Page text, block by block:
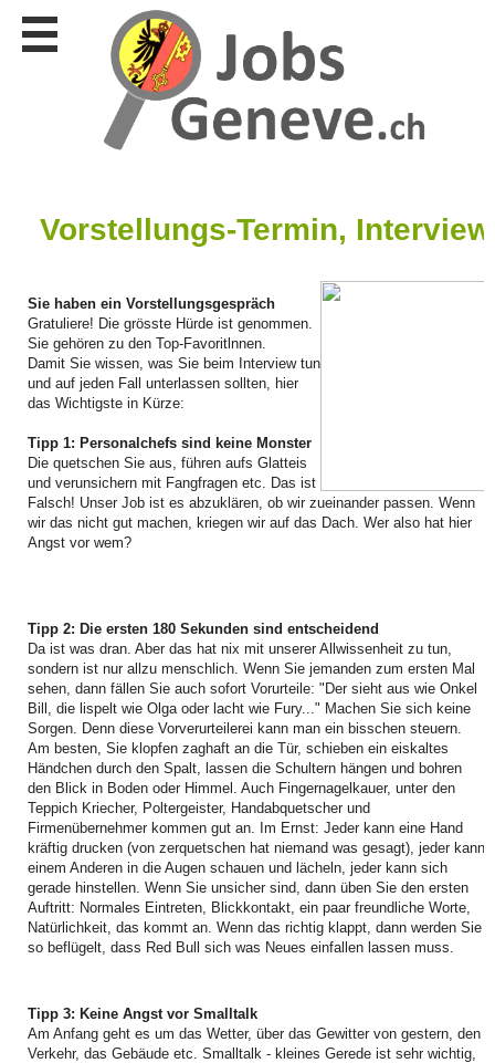
Stellen
Tipp's
JOB-
App's
Lehrstellen
finden
gratis
inserieren
Vorstellungs-Termin, Interview
Sie haben ein Vorstellungsgespräch
Gratuliere! Die grösste Hürde ist genommen.
Sie gehören zu den Top-Favoritlnnen.
Damit Sie wissen, was Sie beim Interview tun
und auf jeden Fall unterlassen sollten, hier
das Wichtigste in Kürze:
Tipp 1: Personalchefs sind keine Monster
Die quetschen Sie aus, führen aufs Glatteis
und verunsichern mit Fangfragen etc. Das ist
Falsch! Unser Job ist es abzuklären, ob wir zueinander passen. Wenn
wir das nicht gut machen, kriegen wir auf das Dach. Wer also hat hier
Angst vor wem?
Tipp 2: Die ersten 180 Sekunden sind entscheidend
Da ist was dran. Aber das hat nix mit unserer Allwissenheit zu tun,
sondern ist nur allzu menschlich. Wenn Sie jemanden zum ersten Mal
sehen, dann fällen Sie auch sofort Vorurteile: "Der sieht aus wie Onkel
Bill, die lispelt wie Olga oder lacht wie Fury..." Machen Sie sich keine
Sorgen. Denn diese Vorverurteilerei kann man ein bisschen steuern.
Am besten, Sie klopfen zaghaft an die Tür, schieben ein eiskaltes
Händchen durch den Spalt, lassen die Schultern hängen und bohren
den Blick in Boden oder Himmel. Auch Fingernagelkauer, unter den
Teppich Kriecher, Poltergeister, Handabquetscher und
Firmenübernehmer kommen gut an. Im Ernst: Jeder kann eine Hand
kräftig drucken (von zerquetschen hat niemand was gesagt), jeder kann
einem Anderen in die Augen schauen und lächeln, jeder kann sich
gerade hinstellen. Wenn Sie unsicher sind, dann üben Sie den ersten
Auftritt: Normales Eintreten, Blickkontakt, ein paar freundliche Worte,
Natürlichkeit, das kommt an. Wenn das richtig klappt, dann werden Sie
so beflügelt, dass Red Bull sich was Neues einfallen lassen muss.
Tipp 3: Keine Angst vor Smalltalk
Am Anfang geht es um das Wetter, über das Gewitter von gestern, den
Verkehr, das Gebäude etc. Smalltalk - kleines Gerede ist sehr wichtig,